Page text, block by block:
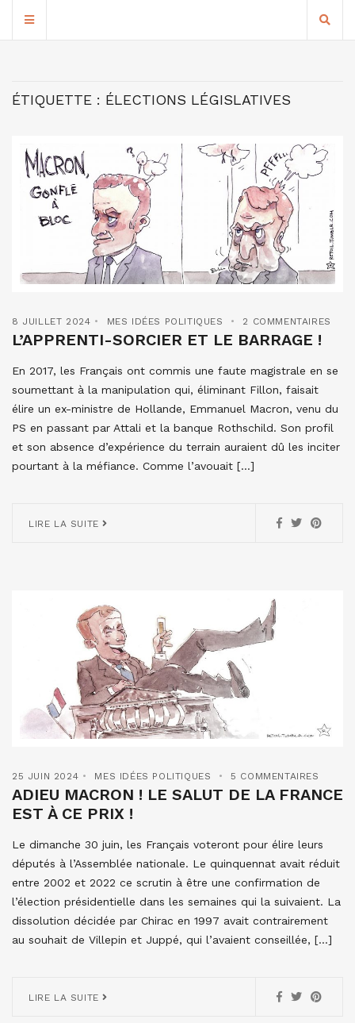
ÉTIQUETTE : ÉLECTIONS LÉGISLATIVES
8 JUILLET 2024 MES IDÉES POLITIQUES 2 COMMENTAIRES
L’APPRENTI-SORCIER ET LE BARRAGE !
En 2017, les Français ont commis une faute magistrale en se
soumettant à la manipulation qui, éliminant Fillon, faisait
élire un ex-ministre de Hollande, Emmanuel Macron, venu du
PS en passant par Attali et la banque Rothschild. Son profil
et son absence d’expérience du terrain auraient dû les inciter
pourtant à la méfiance. Comme l’avouait […]
LIRE LA SUITE
25 JUIN 2024 MES IDÉES POLITIQUES 5 COMMENTAIRES
ADIEU MACRON ! LE SALUT DE LA FRANCE
EST À CE PRIX !
Le dimanche 30 juin, les Français voteront pour élire leurs
députés à l’Assemblée nationale. Le quinquennat avait réduit
entre 2002 et 2022 ce scrutin à être une confirmation de
l’élection présidentielle dans les semaines qui la suivaient. La
dissolution décidée par Chirac en 1997 avait contrairement
au souhait de Villepin et Juppé, qui l’avaient conseillée, […]
LIRE LA SUITE